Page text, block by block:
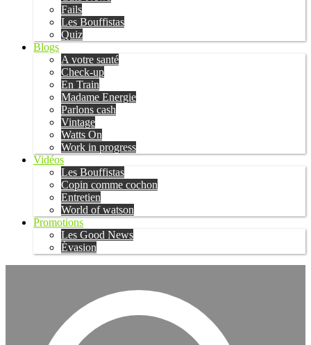
Fails
Les Bouffistas
Quiz
Blogs
A votre santé
Check-up
En Train
Madame Energie
Parlons cash
Vintage
Watts On
Work in progress
Vidéos
Les Bouffistas
Copin comme cochon
Entretien
World of watson
Promotions
Les Good News
Évasion